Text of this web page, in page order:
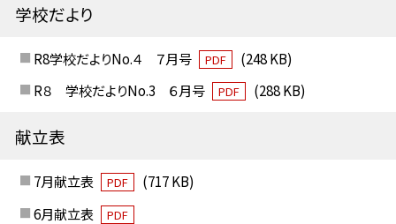
学校だより
R8学校だよりNo.４ ７月号 PDF
(248 KB)
R８ 学校だよりNo.3 ６月号
PDF (288 KB)
献立表
7月献立表 PDF
(717 KB)
6月献立表
PDF